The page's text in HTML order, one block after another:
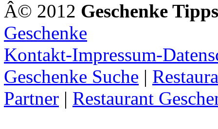
Â© 2012 Geschenke Tipps
Geschenke
Kontakt-Impressum-
Geschenke Suche |
Partner | Restaurant